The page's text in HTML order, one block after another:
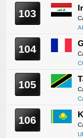
103
104
105
106